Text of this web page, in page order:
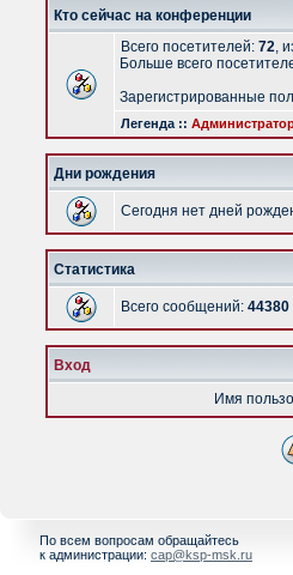
Кто сейчас на конференции
Всего посетителей: 72,
Больше всего
Зарегистрированные
Легенда ::
Дни рождения
Сегодня нет дней
Статистика
Всего сообщений: 44380
Вход
Имя
По всем вопросам обращайтесь
к администрации: cap@ksp-msk.ru